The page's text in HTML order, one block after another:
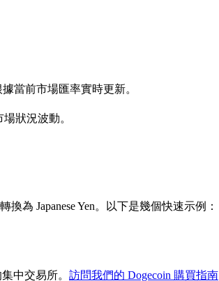
當前市場匯率實時更新。
狀況波動。
換為 Japanese Yen。以下是幾個快速示例：
中交易所。 訪問我們的 Dogecoin 購買指南